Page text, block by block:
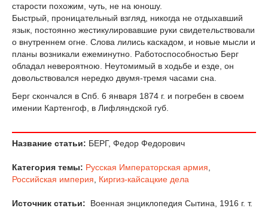
старости похожим, чуть, не на юношу.
Быстрый, проницательный взгляд, никогда не отдыхавший
язык, постоянно жестикулировавшие руки свидетельствовали
о внутреннем огне. Слова лились каскадом, и новые мысли и
планы возникали ежеминутно. Работоспособностью Берг
обладал невероятною. Неутомимый в ходьбе и езде, он
довольствовался нередко двумя-тремя часами сна.
Берг скончался в Спб. 6 января 1874 г. и погребен в своем
имении Картенгоф, в Лифляндской губ.
Название статьи: БЕРГ, Федор Федорович
Категория темы: Русская Императорская армия
Российская империя
Киргиз-кайсацкие дела
Источник статьи:
Военная энциклопедия Сытина, 1916 г. т.